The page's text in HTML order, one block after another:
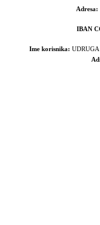
Adresa:
IBAN
Ime korisnika: